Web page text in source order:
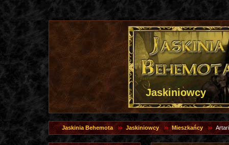
Jaskiniowcy
Jaskinia Behemota Jaskiniowcy Mieszkańcy